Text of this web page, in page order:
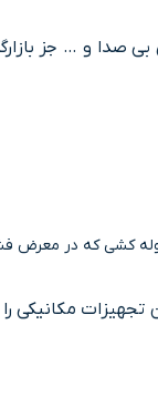
و … جز
کشی که در معرض
تجهیزات مکانیکی